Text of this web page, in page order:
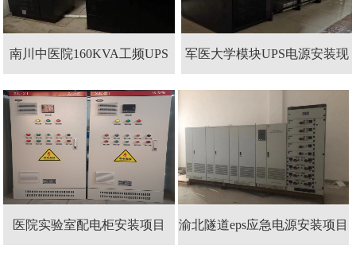
南川中医院160KVA工频UPS
电源安装现场
军医大学模块UPS电源安装现
场
医院实验室配电柜安装项目 渝北隧道eps应急电源安装项目